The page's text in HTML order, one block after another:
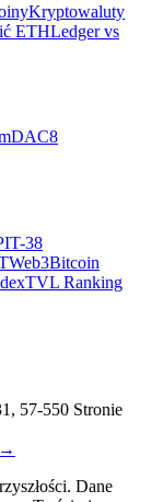
Kryptowaluty
ETHLedger vs
DAC8
38
Web3Bitcoin
TVL Ranking
57-550 Stronie
→
Dane